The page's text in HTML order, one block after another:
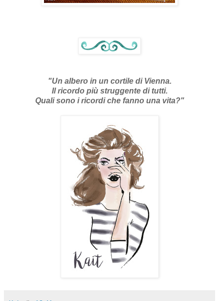
"Un albero in un cortile di Vienna.
Il ricordo più struggente di tutti.
Quali sono i ricordi che fanno una vita?"